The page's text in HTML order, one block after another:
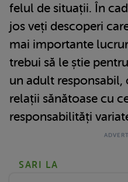
felul de situații. În
jos veți descoperi
mai importante
trebui să le știe
un adult responsabil,
relații sănătoase cu
responsabilități
SARI LA